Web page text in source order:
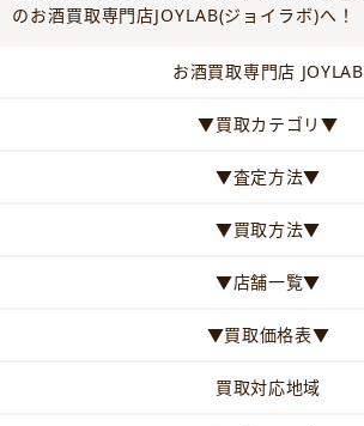
のお酒買取専門店JOYLAB(ジョイラボ)へ！
お酒買取専門店 JOYLAB
▼買取カテゴリ▼
▼査定方法▼
▼買取方法▼
▼店舗一覧▼
▼買取価格表▼
買取対応地域